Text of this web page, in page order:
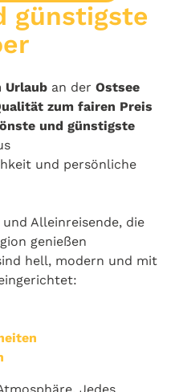
günstigste
Urlaub an der Ostsee
zum fairen Preis
und günstigste
und persönliche
Alleinreisende, die
genießen
hell, modern und mit